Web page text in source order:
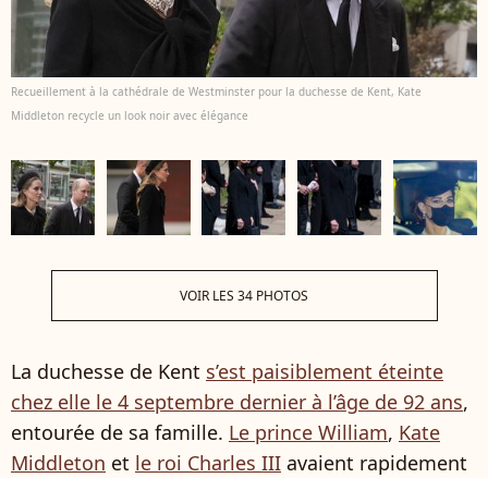
Recueillement à la cathédrale de Westminster pour la duchesse de Kent, Kate
Middleton recycle un look noir avec élégance
VOIR LES 34 PHOTOS
La duchesse de Kent s’est paisiblement éteinte
chez elle le 4 septembre dernier à l’âge de 92 ans,
entourée de sa famille. Le prince William, Kate
Middleton et le roi Charles III avaient rapidement